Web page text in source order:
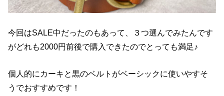
今回はSALE中だったのもあって、３つ選んでみたんです
がどれも2000円前後で購入できたのでとっても満足♪
個人的にカーキと黒のベルトがベーシックに使いやすそ
うでおすすめです！